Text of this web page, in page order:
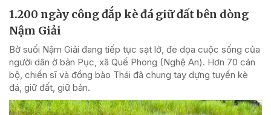
1.200 ngày công đắp kè đá giữ đất bên dòng
Nậm Giải
Bờ suối Nậm Giải đang tiếp tục sạt lở, đe dọa cuộc sống của
người dân ở bản Pục, xã Quế Phong (Nghệ An). Hơn 70 cán
bộ, chiến sĩ và đồng bào Thái đã chung tay dựng tuyến kè
đá, giữ đất, giữ bản.